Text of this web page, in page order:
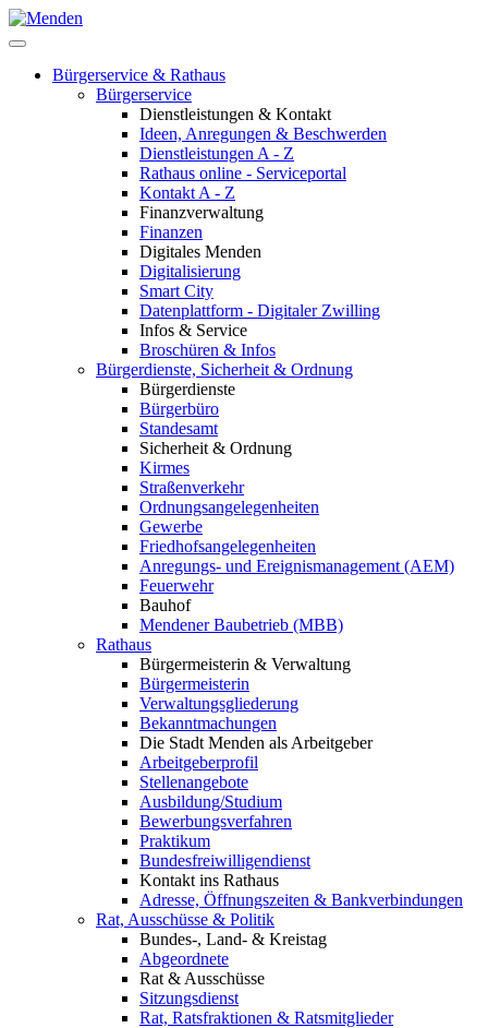
Bürgerservice & Rathaus
Bürgerservice
Dienstleistungen & Kontakt
Ideen, Anregungen & Beschwerden
Dienstleistungen A - Z
Rathaus online - Serviceportal
Kontakt A - Z
Finanzverwaltung
Finanzen
Digitales Menden
Digitalisierung
Smart City
Datenplattform - Digitaler Zwilling
Infos & Service
Broschüren & Infos
Bürgerdienste, Sicherheit & Ordnung
Bürgerdienste
Bürgerbüro
Standesamt
Sicherheit & Ordnung
Kirmes
Straßenverkehr
Ordnungsangelegenheiten
Gewerbe
Friedhofsangelegenheiten
Anregungs- und Ereignismanagement (AEM)
Feuerwehr
Bauhof
Mendener Baubetrieb (MBB)
Rathaus
Bürgermeisterin & Verwaltung
Bürgermeisterin
Verwaltungsgliederung
Bekanntmachungen
Die Stadt Menden als Arbeitgeber
Arbeitgeberprofil
Stellenangebote
Ausbildung/Studium
Bewerbungsverfahren
Praktikum
Bundesfreiwilligendienst
Kontakt ins Rathaus
Adresse, Öffnungszeiten & Bankverbindungen
Rat, Ausschüsse & Politik
Bundes-, Land- & Kreistag
Abgeordnete
Rat & Ausschüsse
Sitzungsdienst
Rat, Ratsfraktionen & Ratsmitglieder